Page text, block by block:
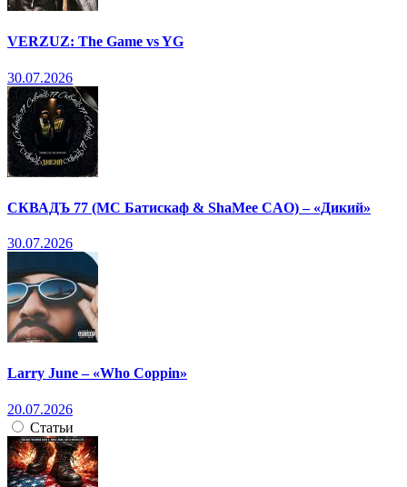
VERZUZ: The Game vs YG
30.07.2026
СКВАДЪ 77 (МС Батискаф & ShaMee CAO) – «Дикий»
30.07.2026
Larry June – «Who Coppin»
20.07.2026
Статьи